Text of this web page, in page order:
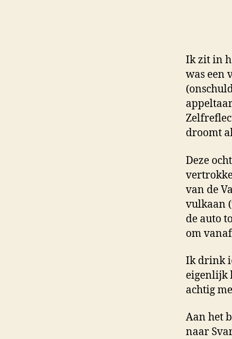
Ik zit in
was een
droomt
Deze
van de
vulkaan
de auto
om
Ik drink
eigenlijk
achtig
Aan het
naar